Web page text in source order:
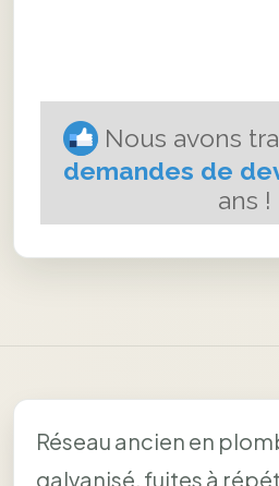
Réseau ancien en
galvanisé, fuites à